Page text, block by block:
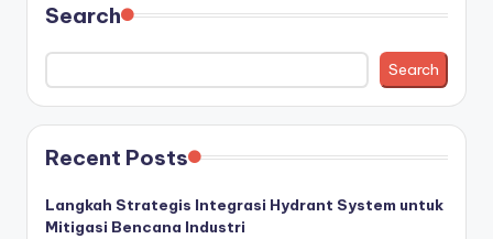
Search
Search
Recent Posts
Langkah Strategis Integrasi Hydrant System untuk
Mitigasi Bencana Industri